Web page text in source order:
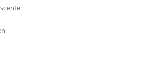
damit wir uns verbessern können.